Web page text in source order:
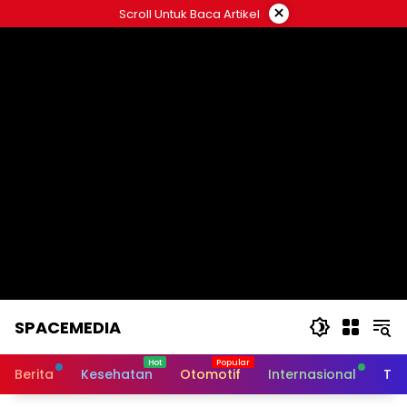
to
Scroll Untuk Baca Artikel ×
SPACEMEDIA
Berita Kesehatan Otomotif Internasional